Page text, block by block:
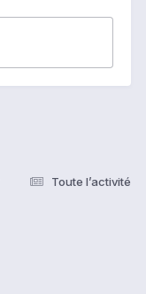
Toute l’activité